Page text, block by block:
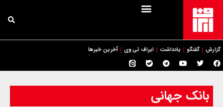
گزارش گفتگو یادداشت ایراف تی وی آخرین خبرها
بانک جهانی